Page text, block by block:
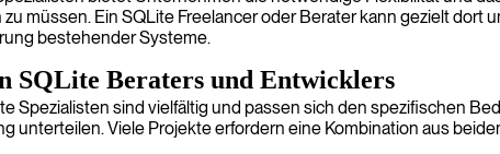
müssen. Ein SQLite Freelancer oder Berater kann gezielt
bestehender Systeme.
SQLite Beraters und Entwicklers
Spezialisten sind vielfältig und passen sich den spezifischen
unterteilen. Viele Projekte erfordern eine Kombination aus